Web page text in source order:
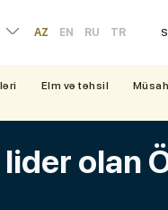
AZ EN RU TR
Elm və təhsil
olan